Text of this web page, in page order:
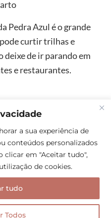
a sua experiência de
conteúdos personalizados
clicar em "Aceitar tudo",
de cookies.
Todos
tudo
Pedra Azul é o grande
curtir trilhas e
deixe de ir parando em
e restaurantes.
cada vez mais
ainda mantém seu
seus tradicionais
Rota do Lagarto, ela
ser percorrido. As
na região.